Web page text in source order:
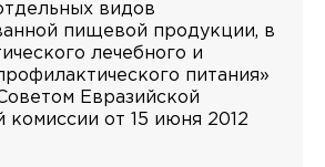
видов
пищевой продукции, в
лечебного и
питания»
Евразийской
комиссии от 15 июня 2012